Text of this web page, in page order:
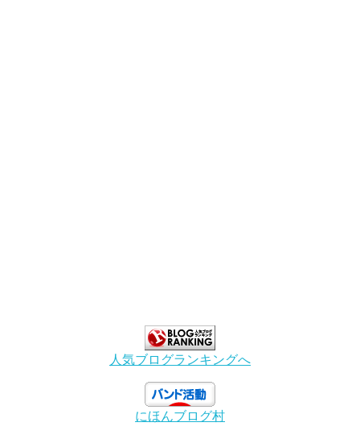
人気ブログランキングへ
にほんブログ村